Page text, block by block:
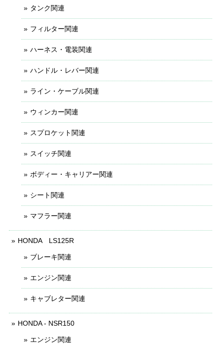
タンク関連
フィルター関連
ハーネス・電装関連
ハンドル・レバー関連
ライン・ケーブル関連
ウィンカー関連
スプロケット関連
スイッチ関連
ボディー・キャリアー関連
シート関連
マフラー関連
HONDA LS125R
ブレーキ関連
エンジン関連
キャブレター関連
HONDA - NSR150
エンジン関連